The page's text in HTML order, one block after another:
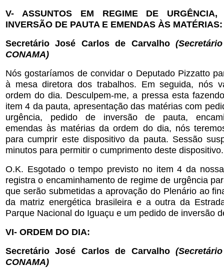
V- ASSUNTOS EM REGIME DE URGÊNCIA,
INVERSÃO DE PAUTA E EMENDAS ÀS MATÉRIAS:
Secretário José Carlos de Carvalho
CONAMA)
Nós gostaríamos de convidar o Deputado Pizzatto
à mesa diretora dos trabalhos. Em seguida, nós
ordem do dia. Desculpem-me, a pressa esta
item 4 da pauta, apresentação das matérias com
urgência, pedido de inversão de pauta,
emendas às matérias da ordem do dia, nós
para cumprir este dispositivo da pauta. Sessão
minutos para permitir o cumprimento deste dispositivo.
O.K. Esgotado o tempo previsto no item 4 da
registra o encaminhamento de regime de urgência
que serão submetidas a aprovação do Plenário ao
da matriz energética brasileira e a outra da
Parque Nacional do Iguaçu e um pedido de inversão
VI- ORDEM DO DIA:
Secretário José Carlos de Carvalho
CONAMA)